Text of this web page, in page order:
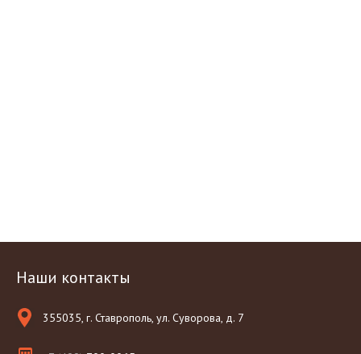
Наши контакты
355035, г. Ставрополь, ул. Суворова, д. 7